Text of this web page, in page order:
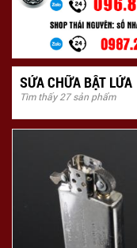
SỬA CHỮA BẬT LỬA
Tìm thấy 27 sản phẩm